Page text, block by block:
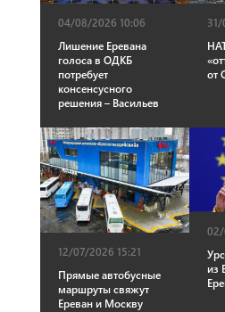
04/08/2026 10:06
Лишение Еревана
голоса в ОДКБ
потребует
консенсусного
решения – Васильев
от
12/07/2026 15:21
Прямые автобусные
маршруты свяжут
Ереван и Москву
02/
из